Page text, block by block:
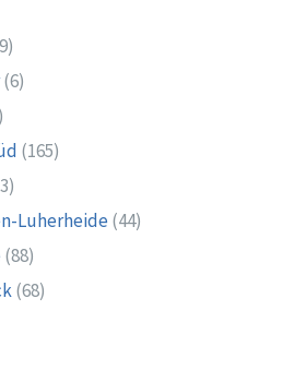
(6)
(165)
Luherheide (44)
(88)
(68)